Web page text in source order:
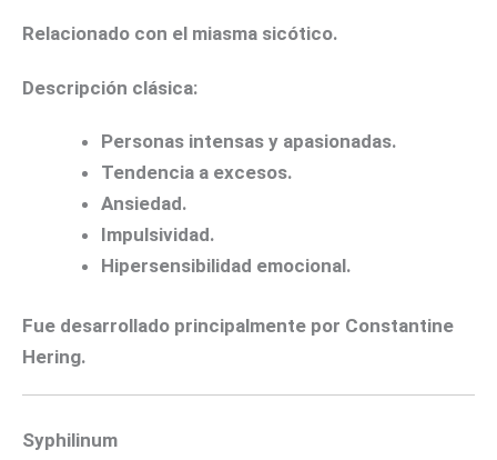
Relacionado con el miasma sicótico.
Descripción clásica:
Personas intensas y apasionadas.
Tendencia a excesos.
Ansiedad.
Impulsividad.
Hipersensibilidad emocional.
Fue desarrollado principalmente por Constantine
Hering.
Syphilinum